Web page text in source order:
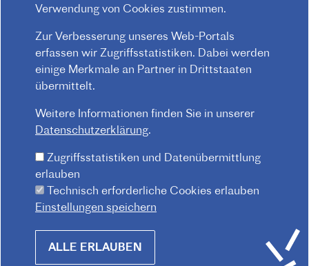
© 2026 Institut français d'Autriche-Vienne
Verwendung von Cookies zustimmen.
Zur Verbesserung unseres Web-Portals
erfassen wir Zugriffsstatistiken. Dabei werden
einige Merkmale an Partner in Drittstaaten
übermittelt.
Weitere Informationen finden Sie in unserer
Datenschutzerklärung.
Zugriffsstatistiken und Datenübermittlung
erlauben
Technisch erforderliche Cookies erlauben
Einstellungen speichern
ALLE ERLAUBEN